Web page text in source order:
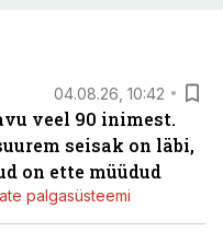
04.08.26, 10:42
veel 90 inimest.
seisak on läbi,
on ette müüdud
palgasüsteemi